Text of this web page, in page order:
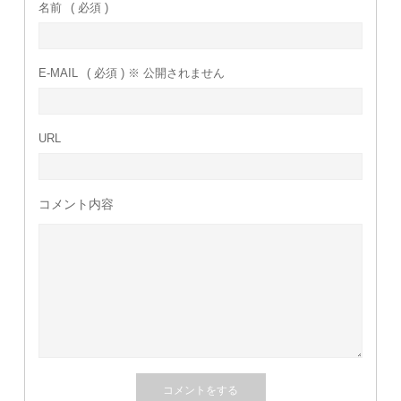
名前 ( 必須 )
E-MAIL ( 必須 ) ※ 公開されません
URL
コメント内容